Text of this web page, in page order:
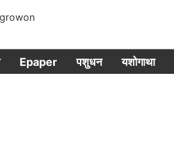
Epaper पशुधन यशोगाथा